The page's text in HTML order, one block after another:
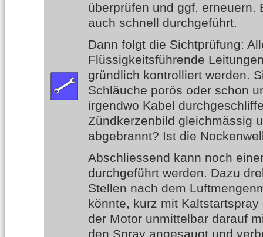
überprüfen und ggf.
auch schnell durchgeführt.
Dann folgt die Sichtprüfung:
Flüssigkeitsführende
gründlich kontrolliert werden.
Schläuche porös oder schon
irgendwo Kabel
Zündkerzenbild gleichmässig
abgebrannt? Ist die
Abschliessend kann noch
durchgeführt werden. Dazu
Stellen nach dem
könnte, kurz mit
der Motor unmittelbar darauf
den Spray angesaugt und